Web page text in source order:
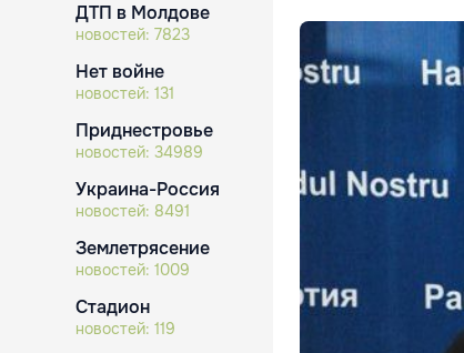
ДТП в Молдове
новостей: 7823
Нет войне
новостей: 131
Приднестровье
новостей: 34989
Украина-Россия
новостей: 8491
Землетрясение
новостей: 1009
Стадион
новостей: 119